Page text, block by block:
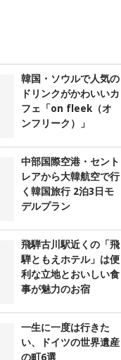
韓国・ソウルで人気の
ドリンクがかわいいカ
フェ「on fleek（オ
ンフリーク）」
中部国際空港・セント
レアから大韓航空で行
く韓国旅行 2泊3日モ
デルプラン
飛騨古川駅近くの「飛
騨ともえホテル」は便
利な立地とおいしい食
事が魅力のお宿
一生に一度は行きた
い、ドイツの世界遺産
の町6選